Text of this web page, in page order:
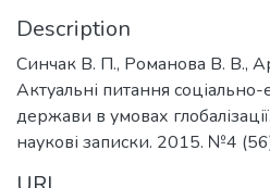
Description
Синчак В. П., Романова В. В.,
Актуальні питання
держави в умовах
наукові записки. 2015. №4